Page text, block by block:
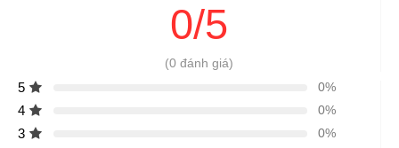
0/5
(0 đánh giá)
5 0%
4 0%
3 0%